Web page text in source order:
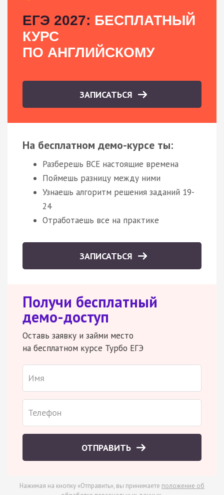
ЕГЭ 2027: БЕСПЛАТНЫЙ
КУРС
ПО АНГЛИЙСКОМУ
ЗАПИСАТЬСЯ
На бесплатном демо-курсе ты:
Разберешь ВСЕ настоящие времена
Поймешь разницу между ними
Узнаешь алгоритм решения заданий 19-
24
Отработаешь все на практике
ЗАПИСАТЬСЯ
Получи бесплатный
демо-доступ
Оставь заявку и займи место
на бесплатном курсе Турбо ЕГЭ
ОТПРАВИТЬ
Нажимая на кнопку «Отправить», вы принимаете положение об